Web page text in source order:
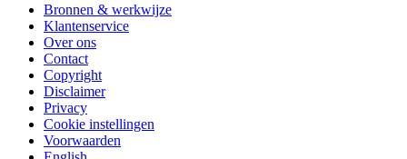
Bronnen & werkwijze
Klantenservice
Over ons
Contact
Copyright
Disclaimer
Privacy
Cookie instellingen
Voorwaarden